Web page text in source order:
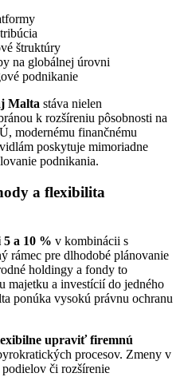
štruktúry
na globálnej úrovni
podnikanie
Malta stáva nielen
k rozšíreniu pôsobnosti na
modernému finančnému
poskytuje mimoriadne
podnikania.
a flexibilita
5 a 10 % v kombinácii s
rámec pre dlhodobé plánovanie
holdingy a fondy to
majetku a investícií do jedného
ponúka vysokú právnu ochranu
upraviť firemnú
procesov. Zmeny v
podielov či rozšírenie